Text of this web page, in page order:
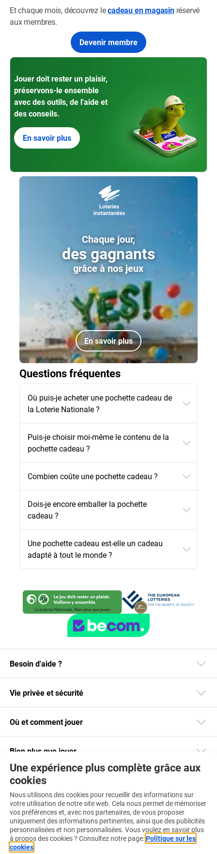
Et chaque mois, découvrez lecadeau en magasinréservé
aux membres.
Devenir membre
Jouer doit rester un plaisir,
préservons-le ensemble
avec des outils, de l'aide et
des conseils.
En savoir plus
Chaque jour,
des gagnants
grâce à nos jeux
En savoir plus
Questions fréquentes
Où puis-je acheter une pochette cadeau de
la Loterie Nationale ?
Puis-je choisir moi-même le contenu de la
pochette cadeau ?
Combien coûte une pochette cadeau ?
Dois-je encore emballer la pochette
cadeau ?
Une pochette cadeau est-elle un cadeau
adapté à tout le monde ?
Une expérience plus complète grâce aux
cookies
Nous utilisons des cookies pour recueillir des informations sur
votre utilisation de notre site web. Cela nous permet de mémoriser
vos préférences et, avec nos partenaires, de vous proposer
uniquement des informations pertinentes, ainsi que des publicités
personnalisées et non personnalisées. Vous voulez en savoir plus
à propos des cookies ? Consultez notre page:Politique sur les
cookies
Besoin d'aide ?
Vie privée et sécurité
Où et comment jouer
Bien plus que jouer
Téléchargez notre app